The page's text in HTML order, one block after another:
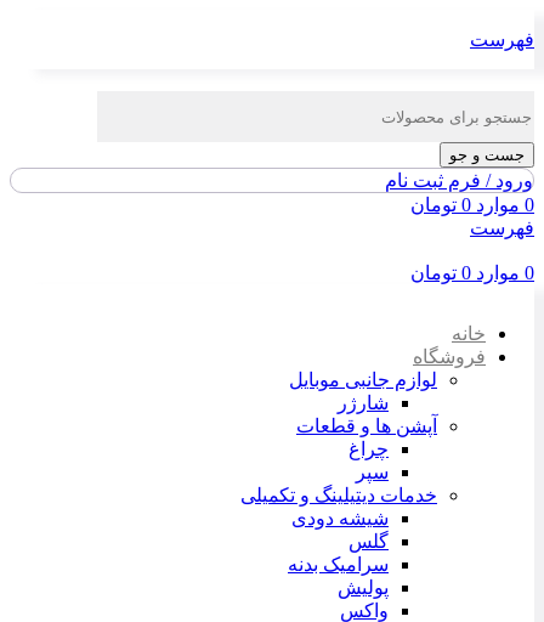
فهرست
جست و جو
ورود / فرم ثبت نام
0 موارد 0 تومان
فهرست
0 موارد 0 تومان
خانه
فروشگاه
لوازم جانبی موبایل
شارژر
آپشن ها و قطعات
چراغ
سپر
خدمات دیتیلینگ و تکمیلی
شیشه دودی
گلس
سرامیک بدنه
پولیش
واکس